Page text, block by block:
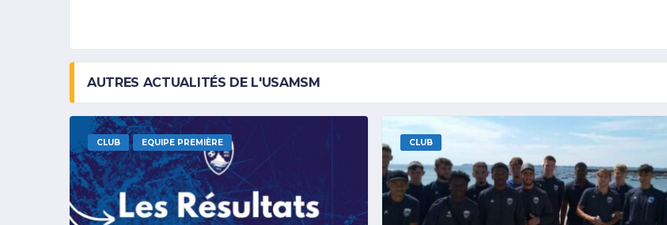
AUTRES ACTUALITÉS DE L'USAMSM
CLUB EQUIPE PREMIÈRE CLUB